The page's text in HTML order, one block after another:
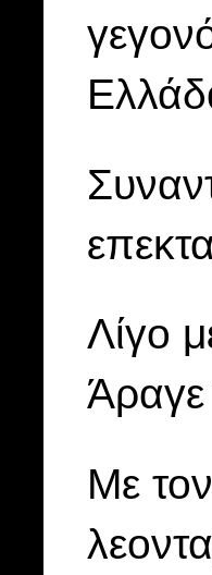
Λίγο
Άραγε
Με